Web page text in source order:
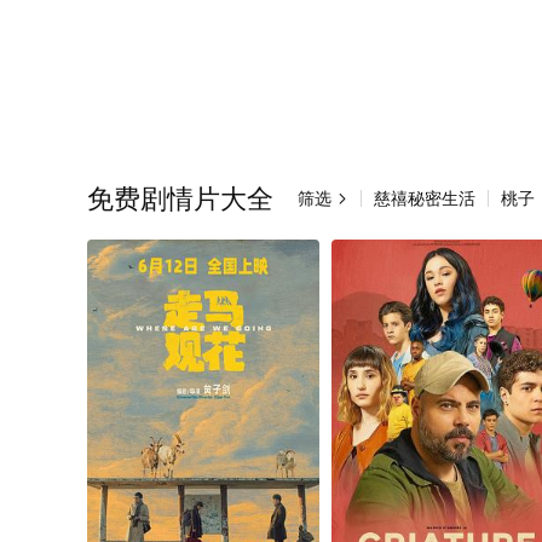
免费剧情片大全 筛选  慈禧秘密生活 桃子